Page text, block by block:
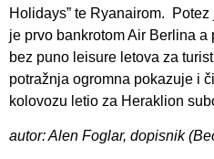
Holidays” te Ryanairom.
je prvo bankrotom Air Berlina
bez puno leisure letova za
potražnja ogromna pokazuje i
kolovozu letio za Heraklion
autor: Alen Foglar, dopisnik